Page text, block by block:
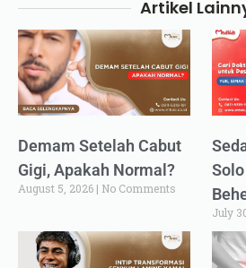
Artikel
Demam Setelah Cabut
Gigi, Apakah Normal?
August 5, 2026 No Comments
July